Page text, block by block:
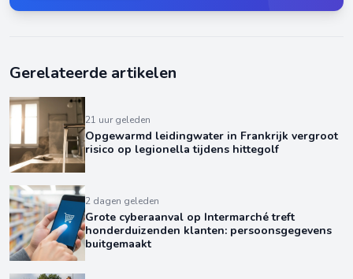
Gerelateerde artikelen
21 uur geleden
Opgewarmd leidingwater in Frankrijk vergroot
risico op legionella tijdens hittegolf
2 dagen geleden
Grote cyberaanval op Intermarché treft
honderduizenden klanten: persoonsgegevens
buitgemaakt